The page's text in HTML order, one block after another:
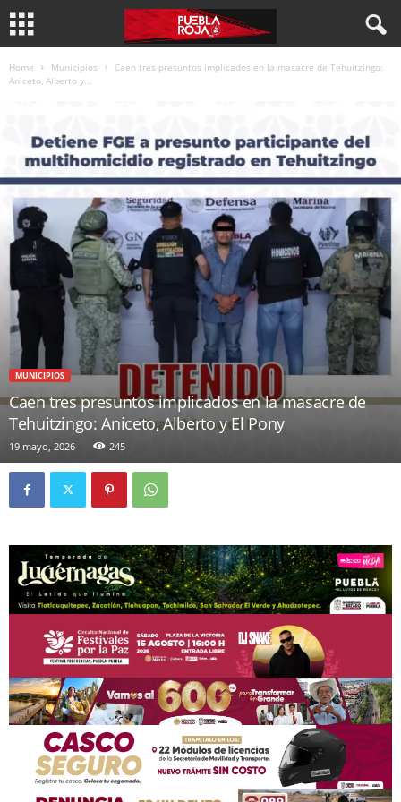
Home Municipios
Caen tres presuntos implicados en la masacre de Tehuitzingo:
Aniceto, Alberto y...
MUNICIPIOS
Caen tres presuntos implicados en la masacre de
Tehuitzingo: Aniceto, Alberto y El Pony
19 mayo, 2026 245